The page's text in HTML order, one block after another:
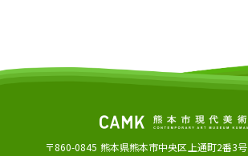
〒860-0845 熊本県熊本市中央区上通町2番3号